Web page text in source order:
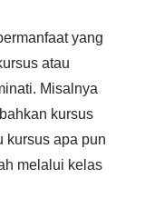
yang
atau
Misalnya
kursus
kursus apa pun
melalui kelas